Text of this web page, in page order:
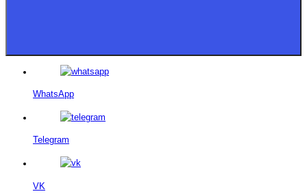
WhatsApp
Telegram
VK